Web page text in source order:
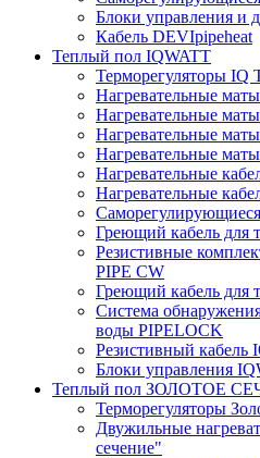
Блоки управления и
Кабель DEVIpipeheat
Теплый пол IQWATT
Терморегуляторы IQ
Нагревательные
Нагревательные
Нагревательные
Нагревательные
Нагревательные
Нагревательные
Греющий кабель для
Резистивные
PIPE CW
Греющий кабель для
Система
воды PIPELOCK
Резистивный
Блоки управления
Теплый пол ЗОЛОТОЕ
Терморегуляторы
Двужильные
сечение"